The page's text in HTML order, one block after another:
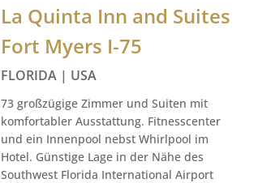
La Quinta Inn and Suites
Fort Myers I-75
FLORIDA | USA
73 großzügige Zimmer und Suiten mit
komfortabler Ausstattung. Fitnesscenter
und ein Innenpool nebst Whirlpool im
Hotel. Günstige Lage in der Nähe des
Southwest Florida International Airport